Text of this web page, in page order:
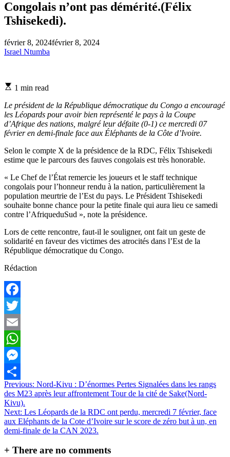
Congolais n’ont pas démérité.(Félix
Tshisekedi).
février 8, 2024février 8, 2024
Israel Ntumba
Estimated
time
1 min read
Le président de la République démocratique du Congo a encouragé
les Léopards pour avoir bien représenté le pays à la Coupe
d’Afrique des nations, malgré leur défaite (0-1) ce mercredi 07
février en demi-finale face aux Éléphants de la Côte d’Ivoire.
Selon le compte X de la présidence de la RDC, Félix Tshisekedi
estime que le parcours des fauves congolais est très honorable.
« Le Chef de l’État remercie les joueurs et le staff technique
congolais pour l’honneur rendu à la nation, particulièrement la
population meurtrie de l’Est du pays. Le Président Tshisekedi
souhaite bonne chance pour la petite finale qui aura lieu ce samedi
contre l’AfriqueduSud », note la présidence.
Lors de cette rencontre, faut-il le souligner, ont fait un geste de
solidarité en faveur des victimes des atrocités dans l’Est de la
République démocratique du Congo.
Rédaction
Facebook
Twitter
Email
WhatsApp
Messenger
Partager
Navigation
de
l’article
Previous: Nord-Kivu : D’énormes Pertes Signalées dans les rangs
des M23 après leur affrontement Tour de la cité de Sake(Nord-
Kivu).
Next: Les Léopards de la RDC ont perdu, mercredi 7 février, face
aux Eléphants de la Cote d’Ivoire sur le score de zéro but à un, en
demi-finale de la CAN 2023.
+ There are no comments